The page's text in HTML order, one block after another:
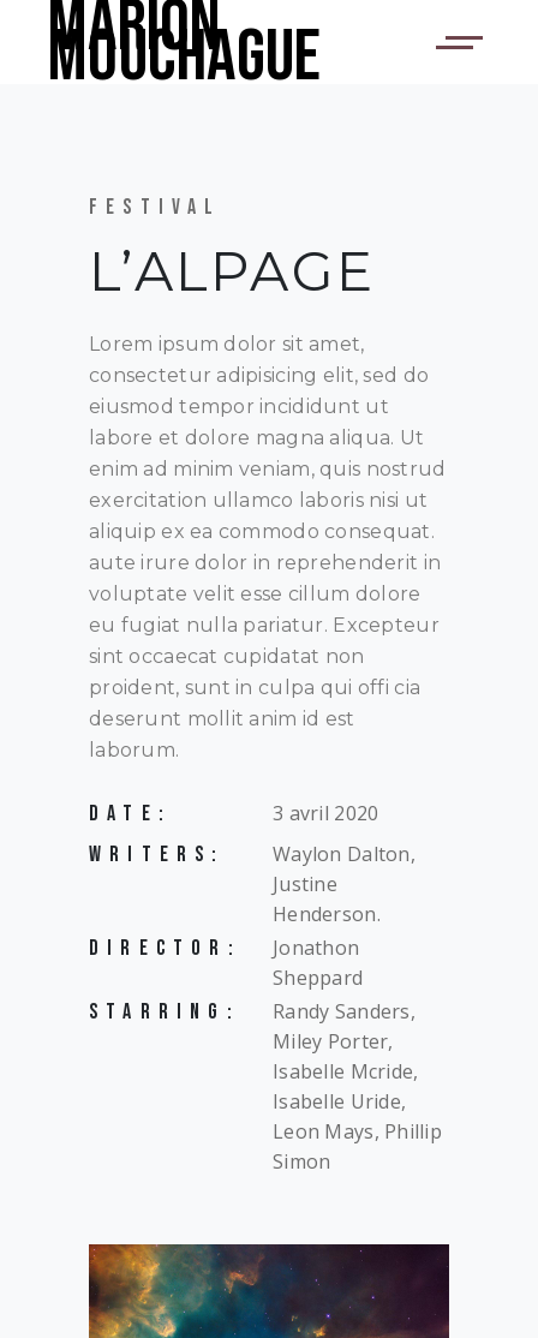
Marion
Mouchague
FESTIVAL
L’ALPAGE
Lorem ipsum dolor sit amet,
consectetur adipisicing elit, sed do
eiusmod tempor incididunt ut
labore et dolore magna aliqua. Ut
enim ad minim veniam, quis nostrud
exercitation ullamco laboris nisi ut
aliquip ex ea commodo consequat.
aute irure dolor in reprehenderit in
voluptate velit esse cillum dolore
eu fugiat nulla pariatur. Excepteur
sint occaecat cupidatat non
proident, sunt in culpa qui offi cia
deserunt mollit anim id est
laborum.
DATE: 3 avril 2020
WRITERS:
Waylon Dalton,
Justine
Henderson.
DIRECTOR:
Jonathon
Sheppard
STARRING:
Randy Sanders,
Miley Porter,
Isabelle Mcride,
Isabelle Uride,
Leon Mays, Phillip
Simon